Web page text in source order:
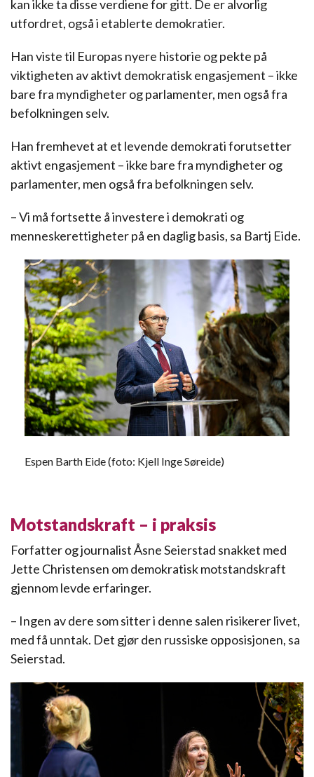
kan ikke ta disse verdiene for gitt. De er alvorlig
utfordret, også i etablerte demokratier.
Han viste til Europas nyere historie og pekte på
viktigheten av aktivt demokratisk engasjement – ikke
bare fra myndigheter og parlamenter, men også fra
befolkningen selv.
Han fremhevet at et levende demokrati forutsetter
aktivt engasjement – ikke bare fra myndigheter og
parlamenter, men også fra befolkningen selv.
– Vi må fortsette å investere i demokrati og
menneskerettigheter på en daglig basis, sa Bartj Eide.
Espen Barth Eide (foto: Kjell Inge Søreide)
Motstandskraft – i praksis
Forfatter og journalist Åsne Seierstad snakket med
Jette Christensen om demokratisk motstandskraft
gjennom levde erfaringer.
– Ingen av dere som sitter i denne salen risikerer livet,
med få unntak. Det gjør den russiske opposisjonen, sa
Seierstad.